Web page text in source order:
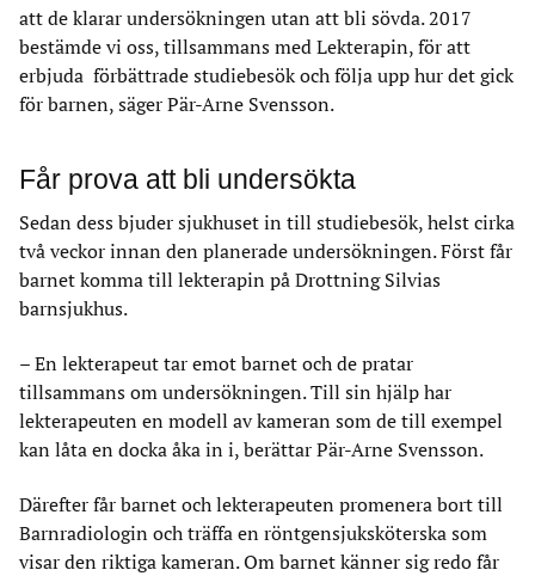
att de klarar undersökningen utan att bli sövda. 2017
bestämde vi oss, tillsammans med Lekterapin, för att
erbjuda förbättrade studiebesök och följa upp hur det gick
för barnen, säger Pär-Arne Svensson.
Får prova att bli undersökta
Sedan dess bjuder sjukhuset in till studiebesök, helst cirka
två veckor innan den planerade undersökningen. Först får
barnet komma till lekterapin på Drottning Silvias
barnsjukhus.
– En lekterapeut tar emot barnet och de pratar
tillsammans om undersökningen. Till sin hjälp har
lekterapeuten en modell av kameran som de till exempel
kan låta en docka åka in i, berättar Pär-Arne Svensson.
Därefter får barnet och lekterapeuten promenera bort till
Barnradiologin och träffa en röntgensjuksköterska som
visar den riktiga kameran. Om barnet känner sig redo får